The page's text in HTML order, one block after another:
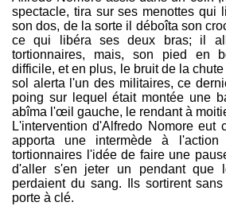
spectacle, tira sur ses menottes qui
son dos, de la sorte il déboîta son
ce qui libéra ses deux bras; il
tortionnaires, mais, son pied en
difficile, et en plus, le bruit de la
sol alerta l'un des militaires, ce
poing sur lequel était montée une
abîma l'œil gauche, le rendant à
L'intervention d'Alfredo Nomore eut
apporta une intermède à
tortionnaires l'idée de faire une
d'aller s'en jeter un pendant que
perdaient du sang. Ils sortirent
porte à clé.